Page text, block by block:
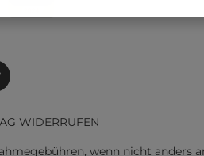
WIDERRUFEN
wenn nicht anders